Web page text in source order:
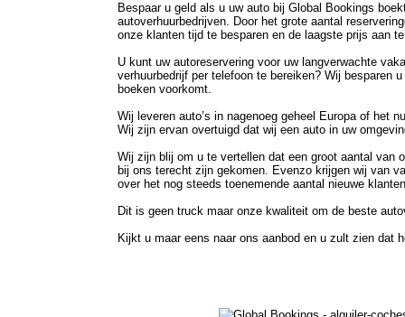
Bespaar u geld als u uw auto bij Global Bookings
autoverhuurbedrijven. Door het grote aantal
onze klanten tijd te besparen en de laagste prijs aan
U kunt uw autoreservering voor uw langverwachte
verhuurbedrijf per telefoon te bereiken? Wij besparen
boeken voorkomt.
Wij leveren auto’s in nagenoeg geheel Europa of het
Wij zijn ervan overtuigd dat wij een auto in uw
Wij zijn blij om u te vertellen dat een groot aantal van
bij ons terecht zijn gekomen. Evenzo krijgen wij van
over het nog steeds toenemende aantal nieuwe
Dit is geen truck maar onze kwaliteit om de beste
Kijkt u maar eens naar ons aanbod en u zult zien dat